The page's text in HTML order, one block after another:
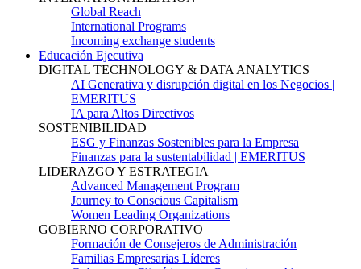
Global Reach
International Programs
Incoming exchange students
Educación Ejecutiva
DIGITAL TECHNOLOGY & DATA ANALYTICS
AI Generativa y disrupción digital en los Negocios |
EMERITUS
IA para Altos Directivos
SOSTENIBILIDAD
ESG y Finanzas Sostenibles para la Empresa
Finanzas para la sustentabilidad | EMERITUS
LIDERAZGO Y ESTRATEGIA
Advanced Management Program
Journey to Conscious Capitalism
Women Leading Organizations
GOBIERNO CORPORATIVO
Formación de Consejeros de Administración
Familias Empresarias Líderes